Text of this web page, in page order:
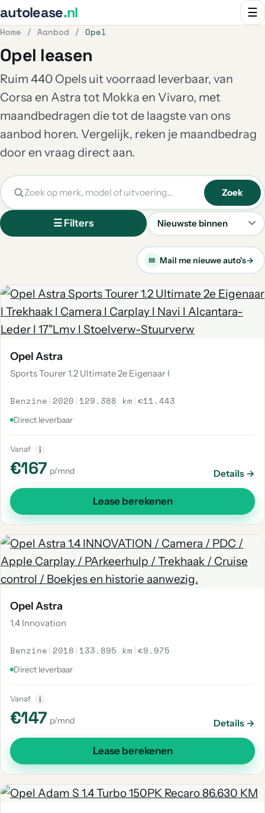
autolease.nl ☰
Home / Aanbod / Opel
Opel leasen
Ruim 440 Opels uit voorraad leverbaar, van
Corsa en Astra tot Mokka en Vivaro, met
maandbedragen die tot de laagste van ons
aanbod horen. Vergelijk, reken je maandbedrag
door en vraag direct aan.
☰ Filters
Sorteren
Zoek
✉ Mail me nieuwe auto's→
Opel Astra
Sports Tourer 1.2 Ultimate 2e Eigenaar l
Benzine | 2020 | 129.388 km |€11.443
Direct leverbaar
Vanaf i
€167 p/mnd Details →
Lease berekenen
Opel Astra
1.4 Innovation
Benzine | 2018 | 133.895 km |€9.975
Direct leverbaar
Vanaf i
€147 p/mnd Details →
Lease berekenen